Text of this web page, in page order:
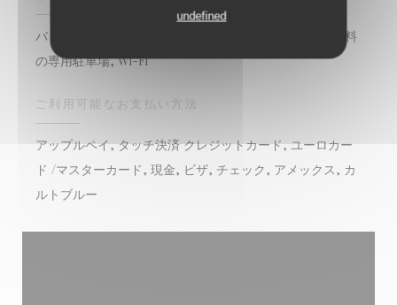
undefined
バリアフリーアクセス, 貸し切り, テラス＆ガーデン, 無料
の専用駐車場, Wi-Fi
ご利用可能なお支払い方法
アップルペイ, タッチ決済 クレジットカード, ユーロカー
ド /マスターカード, 現金, ビザ, チェック, アメックス, カ
ルトブルー